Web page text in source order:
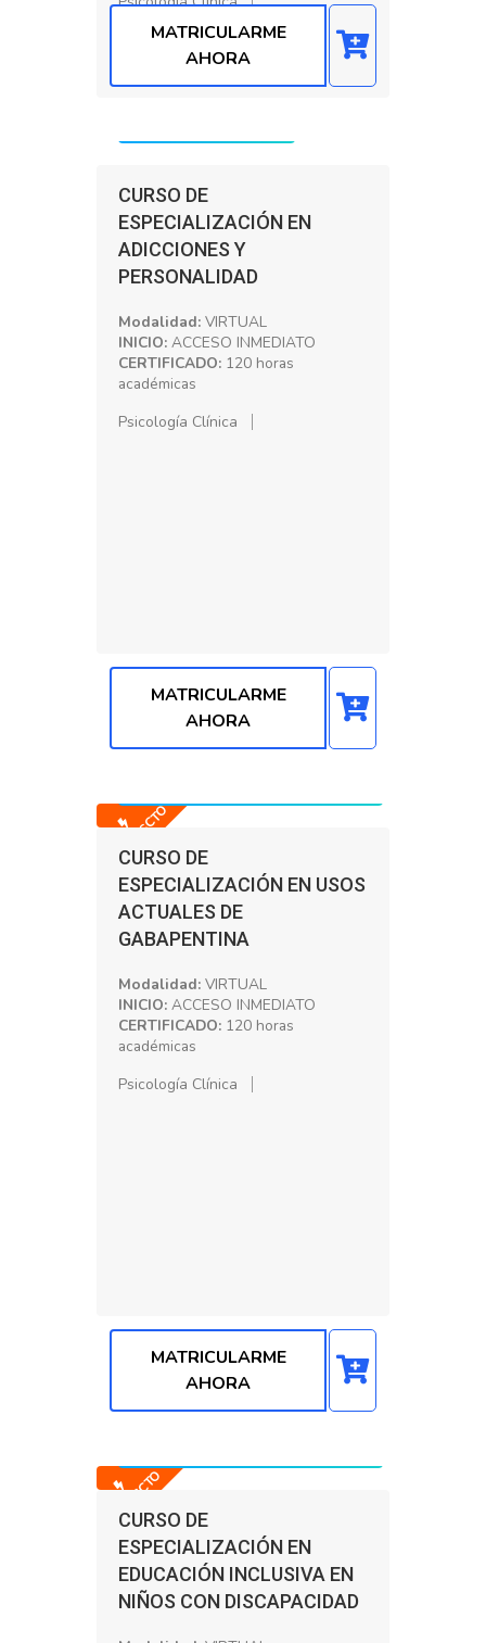
MATRICULARME
AHORA
CURSO DE
ESPECIALIZACIÓN EN
ADICCIONES Y
PERSONALIDAD
Modalidad: VIRTUAL
INICIO: ACCESO INMEDIATO
CERTIFICADO: 120 horas
académicas
Psicología Clínica
MATRICULARME
AHORA
-25% DSCTO
CURSO DE
ESPECIALIZACIÓN EN USOS
ACTUALES DE
GABAPENTINA
Modalidad: VIRTUAL
INICIO: ACCESO INMEDIATO
CERTIFICADO: 120 horas
académicas
Psicología Clínica
MATRICULARME
AHORA
-0% DSCTO
CURSO DE
ESPECIALIZACIÓN EN
EDUCACIÓN INCLUSIVA EN
NIÑOS CON DISCAPACIDAD